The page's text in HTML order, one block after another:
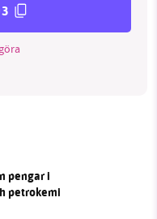
pengar i
petrokemi